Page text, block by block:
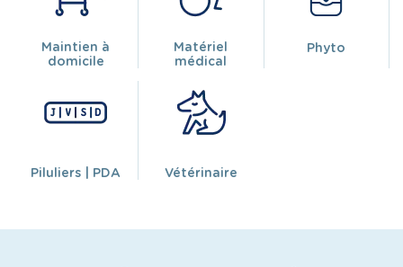
Maintien à
domicile
Matériel
médical
Phyto
Piluliers | PDA Vétérinaire